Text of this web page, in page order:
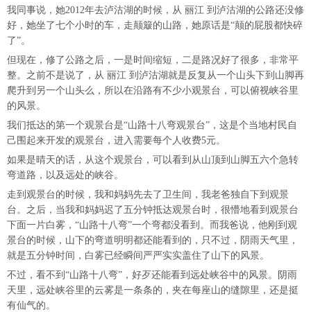
我同事说，她2012年去泸沽湖的时候，从 丽江 到泸沽湖的公路还没修
好，她坐了七个小时的车，走颠簸的山路，她原话是“颠的屁股都快碎
了”。
但现在，修了公路之后，一是时间缩短，二是路况好了很多，非常平
整。之前不是说了，从 丽江 到泸沽湖就是反复从一个山头下到山脚再
爬升到另一个山头么，所以在沿路有不少小观景台，可以俯视峡谷里
的风景。
我们抵达的第一个观景台是“山路十八弯观景台”，这是个当地村民自
己围起来开发的观景台，进入需要每个人收费5元。
如果是晴天的话，从这个观景台，可以看到从山顶到山脚五六个急转
弯道路，以及远处的峡谷。
走到观景台的时候，我和妈妈先去了卫生间，我老爸独自下到观景
台。之后，当我和妈妈迟了五分钟抵达观景台时，很懵地看到观景台
下面一片白雾，“山路十八弯”一个弯都没看到。而我爸说，他刚到观
景台的时候，山下的弯道明明都还能看到的，只不过，阴雨天气里，
就是五分钟时间，白雾已经瞬间严严实实盖住了山下的风景。
不过，看不到“山路十八弯”，好歹还能看到远处峡谷中的风景。阴雨
天里，远处峡谷里的云雾是一条条的，夹在每座山的缝隙里，还是挺
有仙气的。